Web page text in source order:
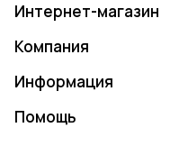
Интернет-магазин
Компания
Информация
Помощь